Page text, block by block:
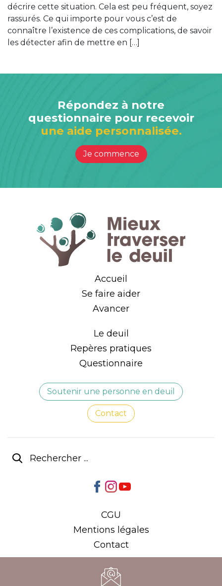
décrire cette situation. Cela est peu fréquent, soyez
rassurés. Ce qui importe pour vous c’est de
connaître l’existence de ces complications, de savoir
les détecter afin de mettre en […]
Répondez à notre
questionnaire pour recevoir
une aide personnalisée.
Je commence
Accueil
Se faire aider
Avancer
Le deuil
Repères pratiques
Questionnaire
Soutenir une personne en deuil
Contact
CGU
Mentions légales
Contact